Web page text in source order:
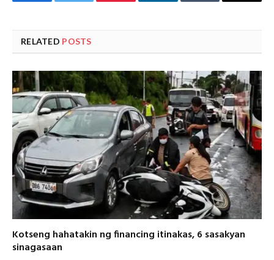
RELATED POSTS
Kotseng hahatakin ng financing itinakas, 6 sasakyan
sinagasaan